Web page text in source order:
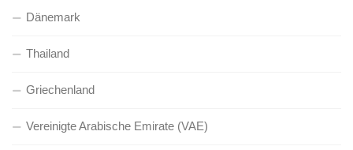
Dänemark
Thailand
Griechenland
Vereinigte Arabische Emirate (VAE)